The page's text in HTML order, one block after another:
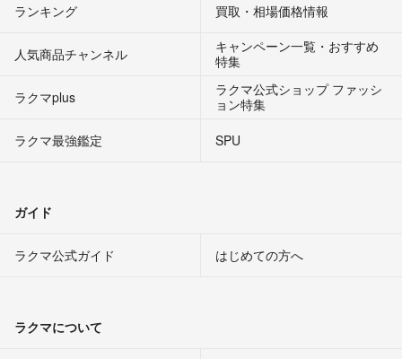
ランキング 買取・相場価格情報
人気商品チャンネル
キャンペーン一覧・おすすめ
特集
ラクマplus
ラクマ公式ショップ ファッシ
ョン特集
ラクマ最強鑑定
SPU
ガイド
ラクマ公式ガイド はじめての方へ
ラクマについて